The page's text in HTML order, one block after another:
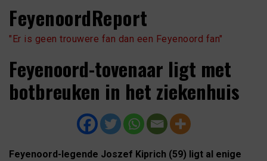
FeyenoordReport
"Er is geen trouwere fan dan een Feyenoord fan"
Feyenoord-tovenaar ligt met
botbreuken in het ziekenhuis
Feyenoord-legende Joszef Kiprich (59) ligt al enige